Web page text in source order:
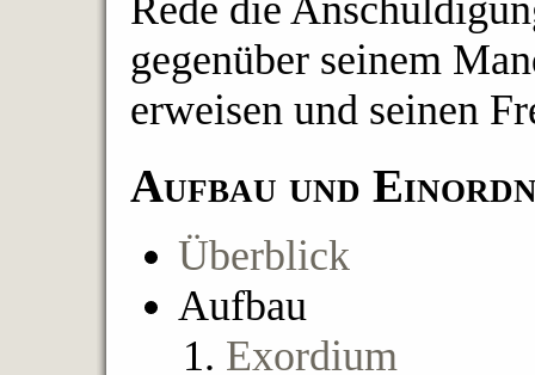
Rede die
gegenüber seinem
erweisen und seinen
Aufbau und
Überblick
Aufbau
Exordium